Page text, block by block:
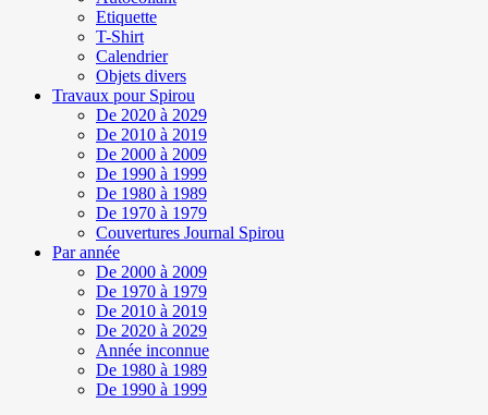
Etiquette
T-Shirt
Calendrier
Objets divers
Travaux pour Spirou
De 2020 à 2029
De 2010 à 2019
De 2000 à 2009
De 1990 à 1999
De 1980 à 1989
De 1970 à 1979
Couvertures Journal Spirou
Par année
De 2000 à 2009
De 1970 à 1979
De 2010 à 2019
De 2020 à 2029
Année inconnue
De 1980 à 1989
De 1990 à 1999